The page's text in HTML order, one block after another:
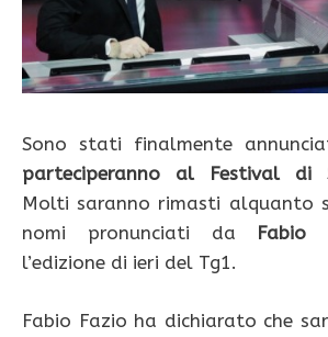
Sono stati finalmente
parteciperanno al Festival di
Molti saranno rimasti alquanto
nomi pronunciati da Fabio
l’edizione di ieri del Tg1.
Fabio Fazio ha dichiarato che